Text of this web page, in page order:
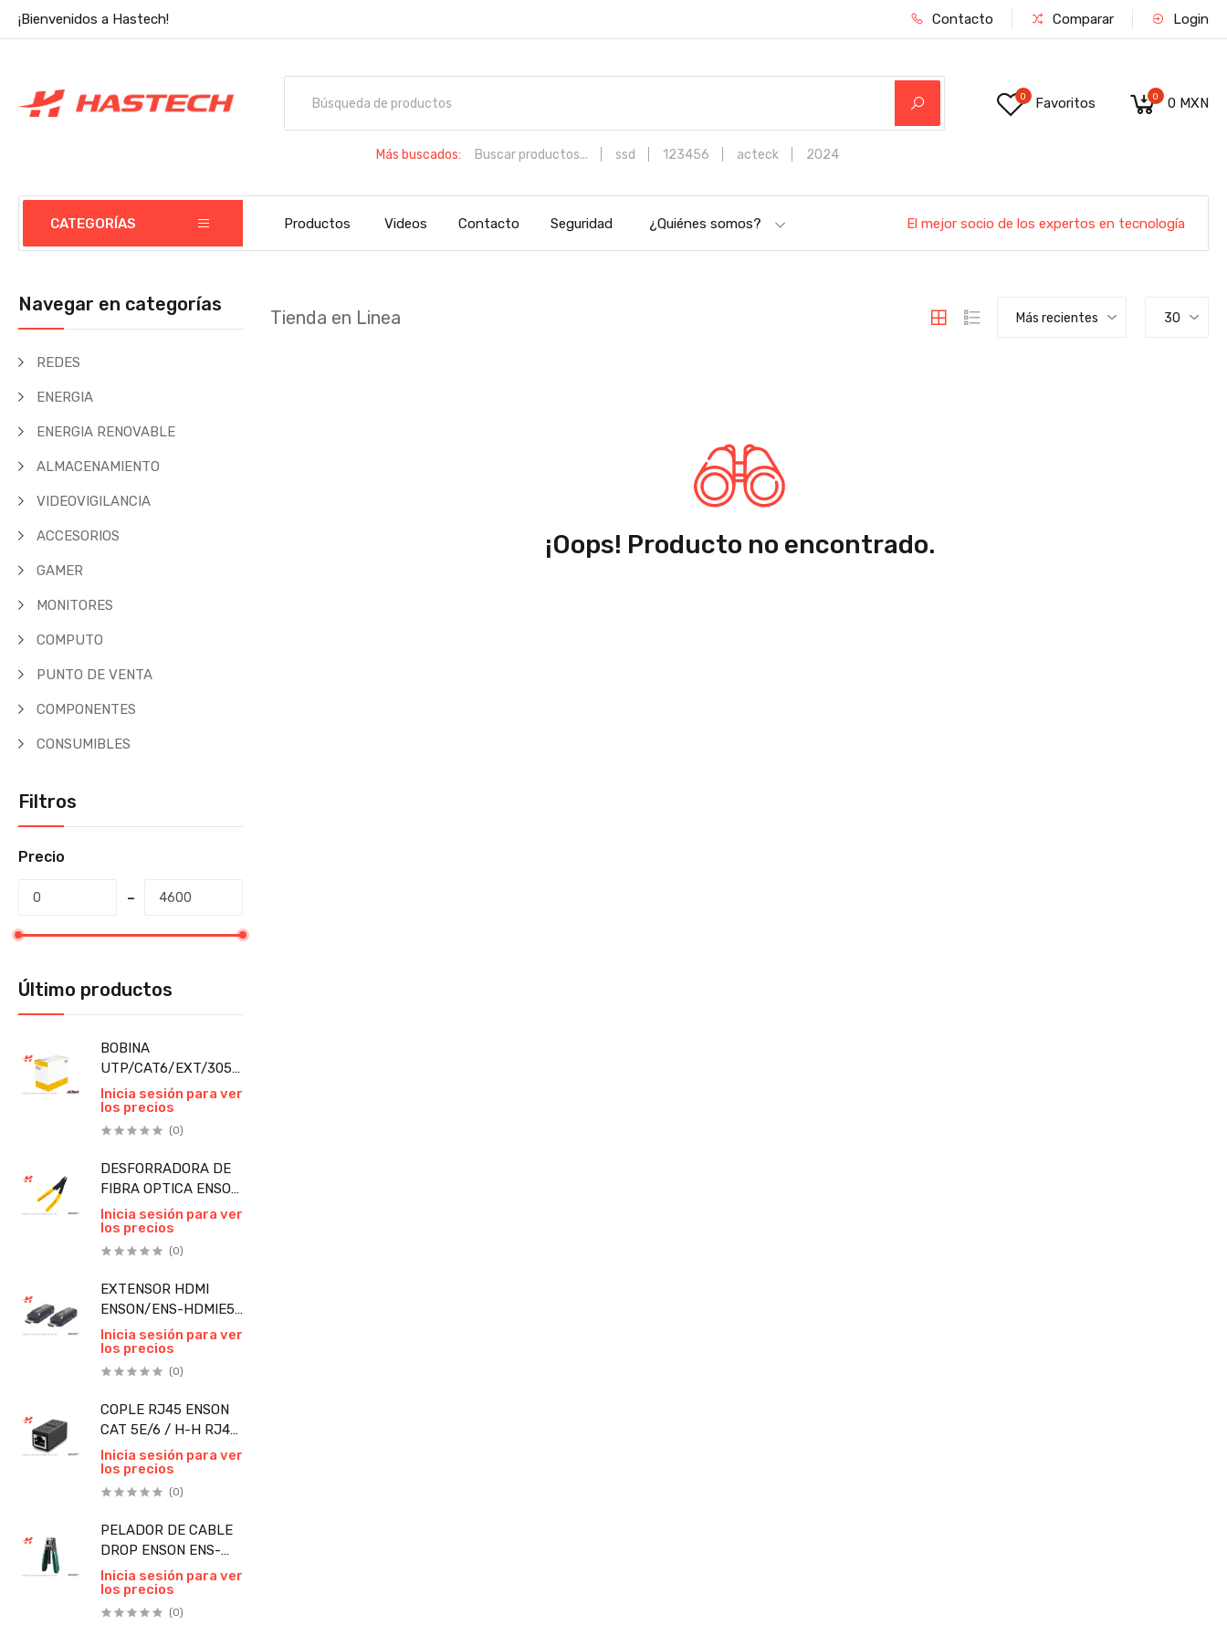
¡Bienvenidos a Hastech! Contacto Comparar Login
Más buscados: Buscar productos... ssd 123456 acteck 2024
0 Favoritos 0 0 MXN
CATEGORÍAS Productos Videos Contacto Seguridad ¿Quiénes somos? El mejor socio de los expertos en tecnología
Navegar en categorías
REDES
ENERGIA
ENERGIA RENOVABLE
ALMACENAMIENTO
VIDEOVIGILANCIA
ACCESORIOS
GAMER
MONITORES
COMPUTO
PUNTO DE VENTA
COMPONENTES
CONSUMIBLES
Filtros
Precio
Último productos
BOBINA
UTP/CAT6/EXT/305
MTS/NEGRO/PFM920-
6U/DAHUA METROS
Inicia sesión para ver
los precios
(0)
DESFORRADORA DE
FIBRA OPTICA ENSON
3 POSICIONES PARA
CABLE DE FIBRA
PIEZA
Inicia sesión para ver
los precios
(0)
EXTENSOR HDMI
ENSON/ENS-HDMIE50
/50 MTS/FULL
HD/CABLE UTP/
CAT6/CAT6A/CAT7
Inicia sesión para ver
los precios
(0)
COPLE RJ45 ENSON
CAT 5E/6 / H-H RJ45
PARA UNIR DOS
SEGMENTOS DE
CABLE UTP PIEZA
Inicia sesión para ver
los precios
(0)
PELADOR DE CABLE
DROP ENSON ENS-
FTTHFDOCS
FABRICADO EN
ACERO CON MANGO
Inicia sesión para ver
los precios
(0)
Tienda en Linea Más recientes 30
¡Oops! Producto no encontrado.